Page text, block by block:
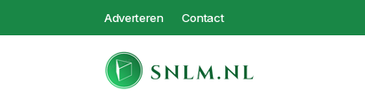
Adverteren Contact